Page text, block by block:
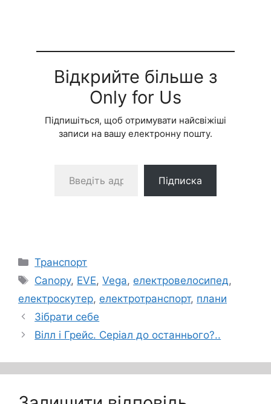
Відкрийте більше з
Only for Us
Підпишіться, щоб отримувати найсвіжіші
записи на вашу електронну пошту.
Підписка
Категорії
Транспорт
Позначки
Canopy, EVE,Vega, електровелосипед,
електроскутер, електротранспорт, плани
Зібрати себе
Вілл і Грейс. Серіал до останнього?..